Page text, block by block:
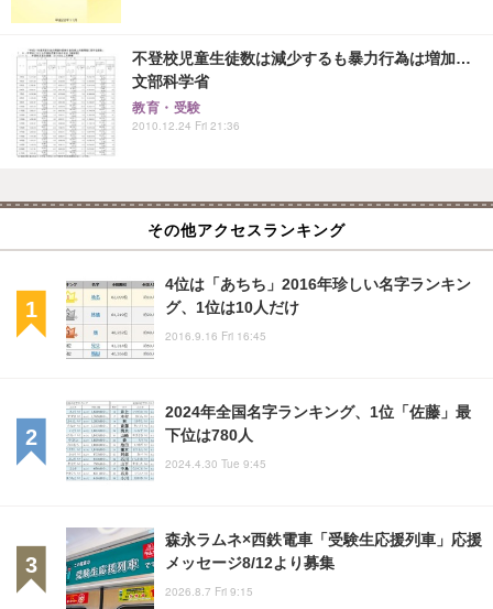
不登校児童生徒数は減少するも暴力行為は増加…
文部科学省
教育・受験
2010.12.24 Fri 21:36
その他アクセスランキング
4位は「あちち」2016年珍しい名字ランキン
グ、1位は10人だけ
2016.9.16 Fri 16:45
2024年全国名字ランキング、1位「佐藤」最
下位は780人
2024.4.30 Tue 9:45
森永ラムネ×西鉄電車「受験生応援列車」応援
メッセージ8/12より募集
2026.8.7 Fri 9:15